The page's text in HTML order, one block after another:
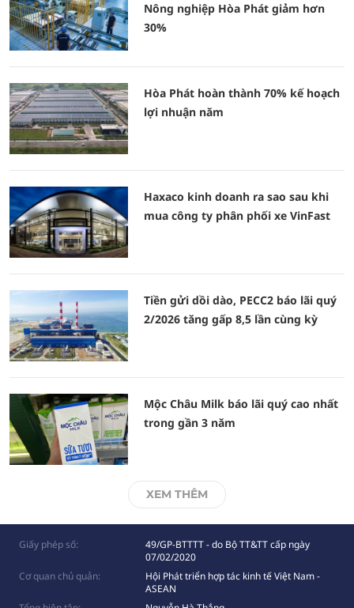
Nông nghiệp Hòa Phát giảm hơn
30%
Hòa Phát hoàn thành 70% kế hoạch
lợi nhuận năm
Haxaco kinh doanh ra sao sau khi
mua công ty phân phối xe VinFast
Tiền gửi dồi dào, PECC2 báo lãi quý
2/2026 tăng gấp 8,5 lần cùng kỳ
Mộc Châu Milk báo lãi quý cao nhất
trong gần 3 năm
XEM THÊM
Giấy phép số:
49/GP-BTTTT - do Bộ TT&TT cấp ngày
07/02/2020
Cơ quan chủ quản:
Hội Phát triển hợp tác kinh tế Việt Nam -
ASEAN